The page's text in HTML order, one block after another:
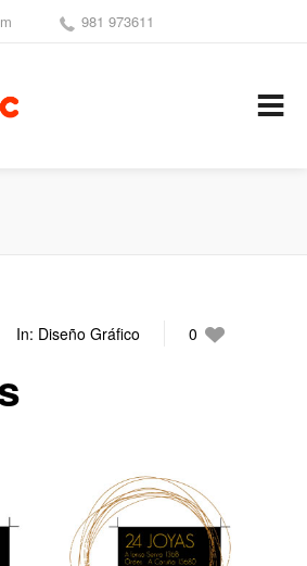
981 973611
In: Diseño Gráfico
0